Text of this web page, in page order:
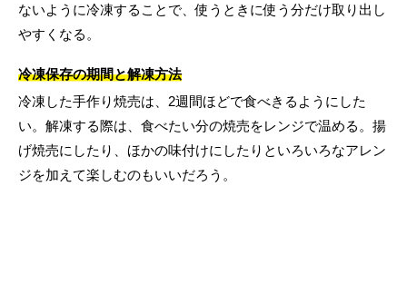
ないように冷凍することで、使うときに使う分だけ取り出し
やすくなる。
冷凍保存の期間と解凍方法
冷凍した手作り焼売は、2週間ほどで食べきるようにした
い。解凍する際は、食べたい分の焼売をレンジで温める。揚
げ焼売にしたり、ほかの味付けにしたりといろいろなアレン
ジを加えて楽しむのもいいだろう。